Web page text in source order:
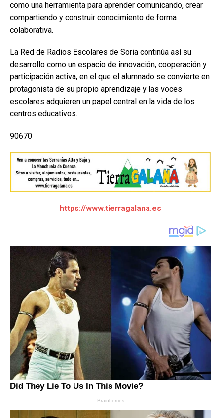
como una herramienta para aprender comunicando, crear
compartiendo y construir conocimiento de forma
colaborativa.
La Red de Radios Escolares de Soria continúa así su
desarrollo como un espacio de innovación, cooperación y
participación activa, en el que el alumnado se convierte en
protagonista de su propio aprendizaje y las voces
escolares adquieren un papel central en la vida de los
centros educativos.
90670
https://www.tierragalana.es